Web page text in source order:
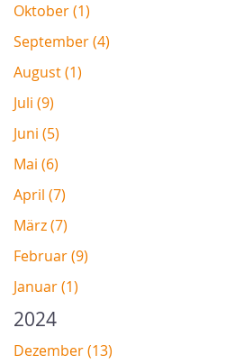
Oktober (1)
September (4)
August (1)
Juli (9)
Juni (5)
Mai (6)
April (7)
März (7)
Februar (9)
Januar (1)
2024
Dezember (13)